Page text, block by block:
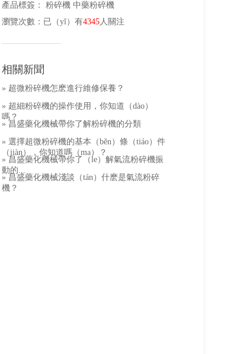
產品標簽 ： 粉碎機 中藥粉碎機
瀏覽次數 ： 已（yǐ）有4345人關注
相關新聞
» 超微粉碎機怎麽進行維修保養？
» 超細粉碎機的操作使用，你知道（dào）
嗎？
» 昌盛藥化機械帶你了解粉碎機的分類
» 選擇超微粉碎機的基本（běn）條（tiáo）件
（jiàn），你知道嗎（ma）？
» 昌盛藥化機械帶你了（le）解氣流粉碎機振
動的...
» 昌盛藥化機械淺談（tán）什麽是氣流粉碎
機？